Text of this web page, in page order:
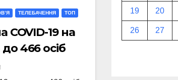
ТЕЛЕБАЧЕННЯ ТОП
COVID-19 на
466 осіб
19 20
26 27